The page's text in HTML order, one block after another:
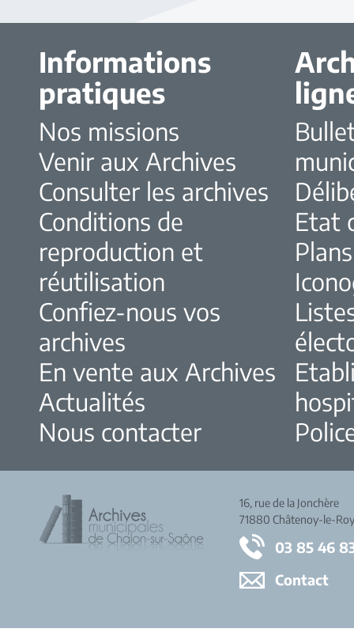
Informations
pratiques
Nos missions
Venir aux Archives
Consulter les archives
Conditions de
reproduction et
réutilisation
Confiez-nous vos
archives
En vente aux Archives
Actualités
Nous contacter
Etat
Plans
16, rue de la Jonchère
71880 Châtenoy-le-
03 85 46
Contact